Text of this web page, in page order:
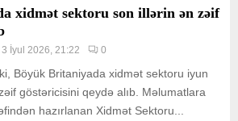
xidmət sektoru son illərin ən zəif
3 İyul 2026, 21:22 0
Böyük Britaniyada xidmət sektoru iyun
göstəricisini qeydə alıb. Məlumatlara
hazırlanan Xidmət Sektoru...